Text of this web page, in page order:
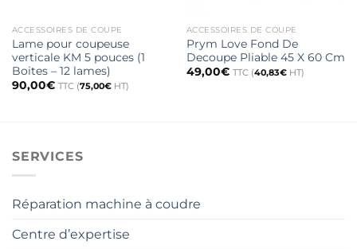
ACCESSOIRES DE COUPE
Lame pour coupeuse
verticale KM 5 pouces (1
Boites – 12 lames)
90,00€ TTC (75,00€HT)
ACCESSOIRES DE COUPE
Prym Love Fond De
Decoupe Pliable 45 X 60 Cm
49,00€ TTC (40,83€HT)
SERVICES
Réparation machine à coudre
Centre d’expertise